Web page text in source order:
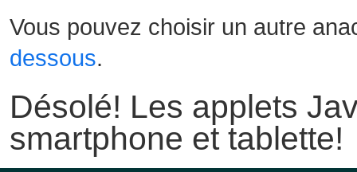
Vous pouvez choisir un autre
dessous.
Désolé! Les applets
smartphone et tablette!